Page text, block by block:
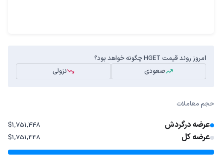
امروز روند قیمت HGET چگونه خواهد بود؟
صعودی
نزولی
حجم معاملات
عرضه درگردش $1,751,448
عرضه کل $1,751,448